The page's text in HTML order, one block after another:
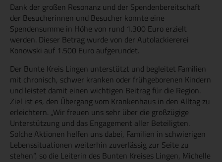
Dank der großen Resonanz und der Spendenbereitschaft
der Besucherinnen und Besucher konnte eine
Spendensumme in Höhe von rund 1.300 Euro erzielt
werden. Dieser Betrag wurde von der Autolackiererei
Konowski auf 1.500 Euro aufgerundet.
Der Bunte Kreis Lingen unterstützt und begleitet Familien
mit chronisch, schwer kranken oder frühgeborenen Kindern
und leistet damit einen wichtigen Beitrag für die Region.
Ziel ist es, den Übergang vom Krankenhaus in den Alltag zu
erleichtern. „Wir freuen uns sehr über die großzügige
Unterstützung und das Engagement aller Beteiligten.
Solche Aktionen helfen uns dabei, Familien in schwierigen
Lebenssituationen weiterhin zuverlässig zur Seite zu
stehen“, so die Leiterin des Bunten Kreises Lingen, Michelle